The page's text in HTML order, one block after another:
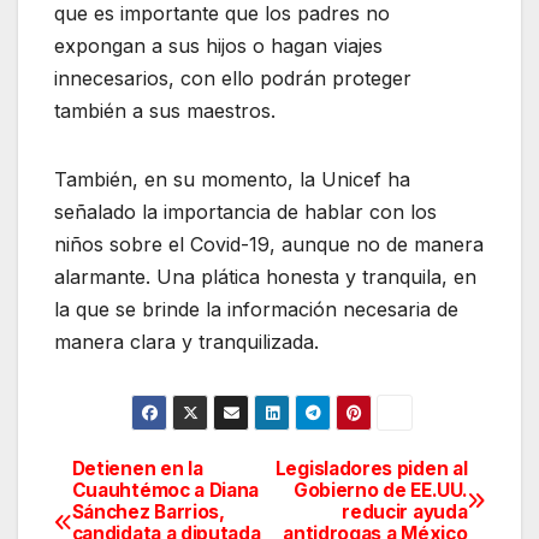
que es importante que los padres no
expongan a sus hijos o hagan viajes
innecesarios, con ello podrán proteger
también a sus maestros.
También, en su momento, la Unicef ha
señalado la importancia de hablar con los
niños sobre el Covid-19, aunque no de manera
alarmante. Una plática honesta y tranquila, en
la que se brinde la información necesaria de
manera clara y tranquilizada.
Navegación
Legisladores piden al
Gobierno de EE.UU.
reducir ayuda
antidrogas a México
Detienen en la
Cuauhtémoc a Diana
Sánchez Barrios,
candidata a diputada